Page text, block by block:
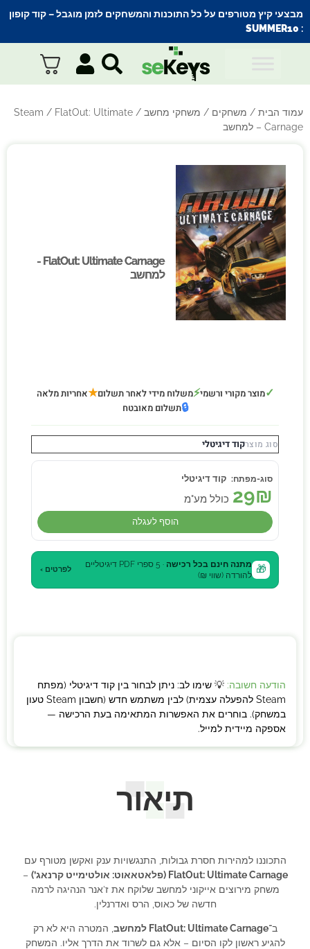
מבצעי קיץ מטורפים על כל התוכנות והמשחקים לזמן מוגבל – קוד קופון
:
SUMMER10
עמוד הבית / משחקים / משחקי מחשב /
Steam / FlatOut: Ultimate
Carnage – למחשב
FlatOut: Ultimate Carnage -
למחשב
FlatOut: Ultimate Carnage -
למחשב
✓מוצר מקורי ורשמי⚡משלוח מידי לאחר תשלום★אחריות מלאה
🔒תשלום מאובטח
סוג מוצרקוד דיגיטלי
קוד דיגיטלי
29₪ כולל מע"מ
הוסף לעגלה
🎁 מתנה חינם בכל רכישה
· 5 ספרי PDF דיגיטליים
להורדה (שווי ₪)
לפרטים ›
הודעה חשובה: 💡 שימו לב: ניתן לבחור בין קוד דיגיטלי (מפתח
Steam להפעלה עצמית) לבין משתמש חדש (חשבון Steam טעון
במשחק). בוחרים את האפשרות המתאימה בעת הרכישה —
אספקה מיידית למייל.
תיאור
התכוננו למהירות חסרת גבולות, התנגשויות ענק ואקשן מטורף עם
FlatOut: Ultimate Carnage (פלאטאאוט: אולטימייט קרנאג’)
–
משחק מירוצים אייקוני למחשב שלוקח את ז’אנר הנהיגה לרמה
חדשה של כאוס, הרס ואדרנלין.
ב־FlatOut: Ultimate Carnage למחשב
, המטרה היא לא רק
להגיע ראשון לקו הסיום – אלא גם לשרוד את הדרך אליו. המשחק